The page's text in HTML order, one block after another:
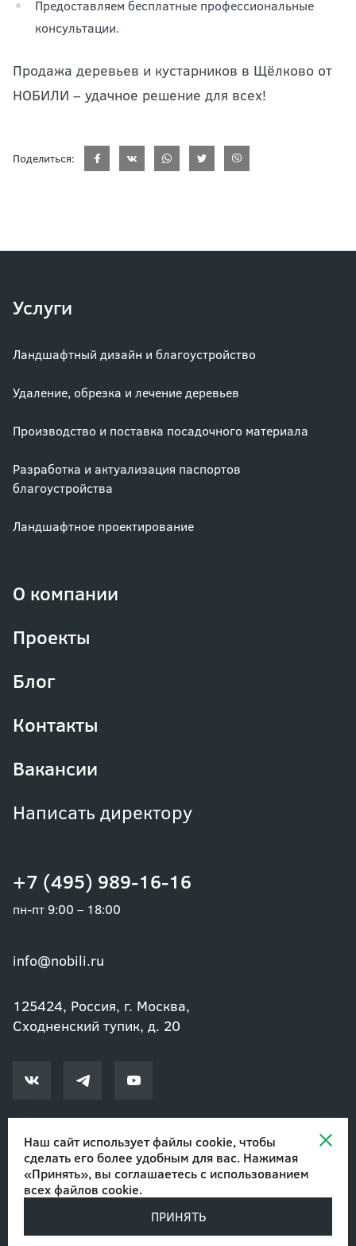
Наш сайт использует файлы cookie, чтобы
сделать его более удобным для вас. Нажимая
«Принять», вы соглашаетесь с использованием
всех файлов cookie.
ПРИНЯТЬ
Предоставляем бесплатные профессиональные
консультации.
Продажа деревьев и кустарников в Щёлково от
НОБИЛИ – удачное решение для всех!
Поделиться:
+7 (495) 989-16-16
пн-пт 9:00 – 18:00
info@nobili.ru
125424, Россия, г. Москва,
Сходненский тупик, д. 20
Услуги
Ландшафтный дизайн и благоустройство
Удаление, обрезка и лечение деревьев
Производство и поставка посадочного материала
Разработка и актуализация паспортов
благоустройства
Ландшафтное проектирование
О компании
Проекты
Блог
Контакты
Вакансии
Написать директору
© 2002-2026 Озеленение и благоустройство. ООО "Нобили"
Авторские права